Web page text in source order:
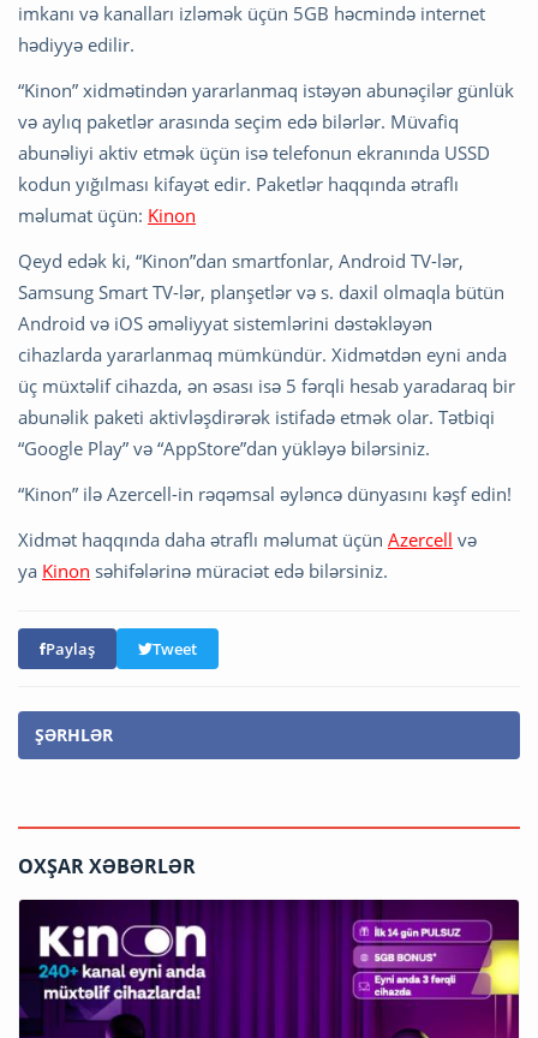
imkanı və kanalları izləmək üçün 5GB həcmində internet
hədiyyə edilir.
“Kinon” xidmətindən yararlanmaq istəyən abunəçilər günlük
və aylıq paketlər arasında seçim edə bilərlər. Müvafiq
abunəliyi aktiv etmək üçün isə telefonun ekranında USSD
kodun yığılması kifayət edir. Paketlər haqqında ətraflı
məlumat üçün: Kinon
Qeyd edək ki, “Kinon”dan smartfonlar, Android TV-lər,
Samsung Smart TV-lər, planşetlər və s. daxil olmaqla bütün
Android və iOS əməliyyat sistemlərini dəstəkləyən
cihazlarda yararlanmaq mümkündür. Xidmətdən eyni anda
üç müxtəlif cihazda, ən əsası isə 5 fərqli hesab yaradaraq bir
abunəlik paketi aktivləşdirərək istifadə etmək olar. Tətbiqi
“Google Play” və “AppStore”dan yükləyə bilərsiniz.
“Kinon” ilə Azercell-in rəqəmsal əyləncə dünyasını kəşf edin!
Xidmət haqqında daha ətraflı məlumat üçün Azercell və
ya Kinon səhifələrinə müraciət edə bilərsiniz.
Paylaş Tweet
ŞƏRHLƏR
OXŞAR XƏBƏRLƏR